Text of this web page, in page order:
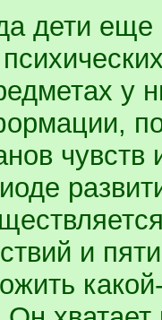
дети
у
и